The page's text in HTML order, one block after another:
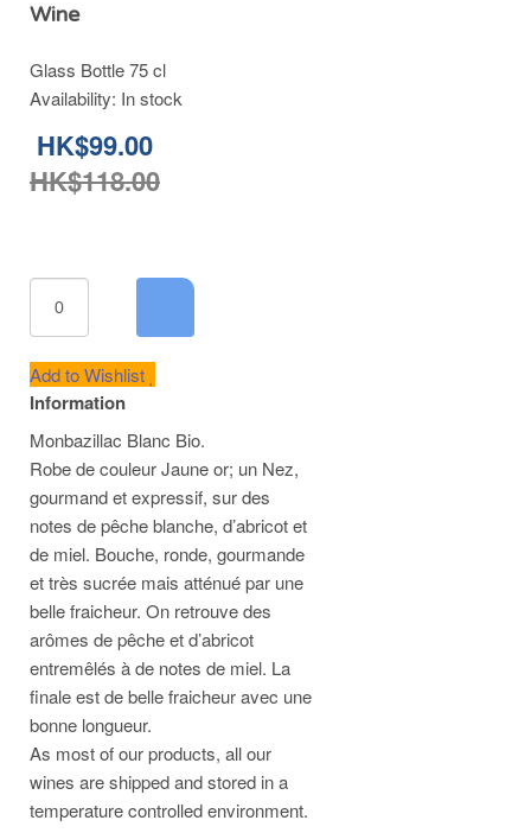
Wine
Glass Bottle 75 cl
Availability: In stock
HK$99.00
HK$118.00
Add to Wishlist
Information
Monbazillac Blanc Bio.
Robe de couleur Jaune or; un Nez,
gourmand et expressif, sur des
notes de pêche blanche, d’abricot et
de miel. Bouche, ronde, gourmande
et très sucrée mais atténué par une
belle fraicheur. On retrouve des
arômes de pêche et d’abricot
entremêlés à de notes de miel. La
finale est de belle fraicheur avec une
bonne longueur.
As most of our products, all our
wines are shipped and stored in a
temperature controlled environment.